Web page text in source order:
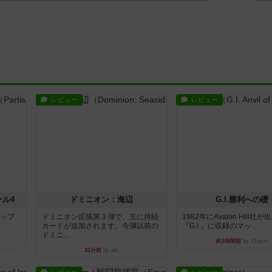
ル4
プ
レビュー
ドミニオン：海辺
ドミニオン拡張第３弾で、主に持続
カードが追加されます。今弾以前の
ドミニ...
32分前 by aki
レビュー
G.I.勝利への礎
1982年にAvalon Hill社が
『G.I.』に収録のマッ...
約1時間前 by Chaco